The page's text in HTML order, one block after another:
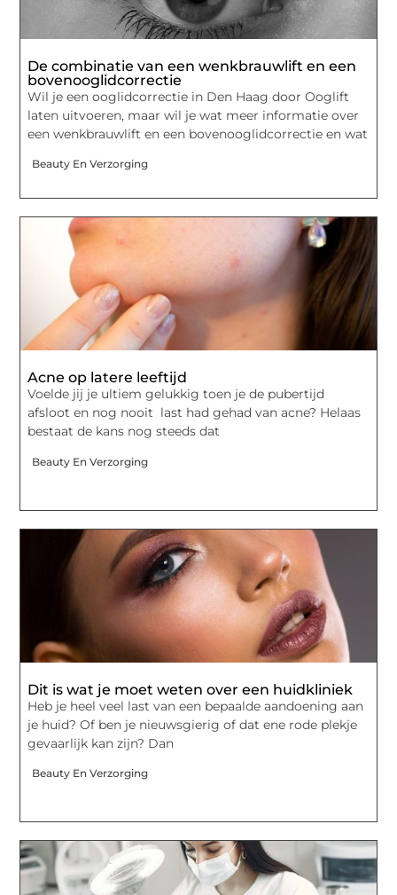
De combinatie van een wenkbrauwlift en een
bovenooglidcorrectie
Wil je een ooglidcorrectie in Den Haag door Ooglift
laten uitvoeren, maar wil je wat meer informatie over
een wenkbrauwlift en een bovenooglidcorrectie en wat
Beauty En Verzorging
Acne op latere leeftijd
Voelde jij je ultiem gelukkig toen je de pubertijd
afsloot en nog nooit last had gehad van acne? Helaas
bestaat de kans nog steeds dat
Beauty En Verzorging
Dit is wat je moet weten over een huidkliniek
Heb je heel veel last van een bepaalde aandoening aan
je huid? Of ben je nieuwsgierig of dat ene rode plekje
gevaarlijk kan zijn? Dan
Beauty En Verzorging